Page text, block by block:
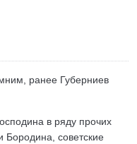
ранее Губерниев
в ряду прочих
советские